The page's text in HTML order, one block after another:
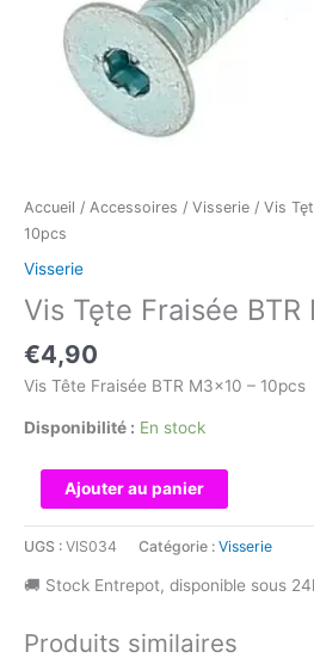
Accueil / Accessoires / Visserie / Vis
10pcs
Visserie
Vis Tęte Fraisée
€4,90
Vis Tête Fraisée BTR M3x10 – 10pcs
Disponibilité : En stock
quantité
de
Fraisée
M3x10
Ajouter au panier
UGS : VIS034 Catégorie : Visserie
🚚 Stock Entrepot, disponible sous
Produits similaires